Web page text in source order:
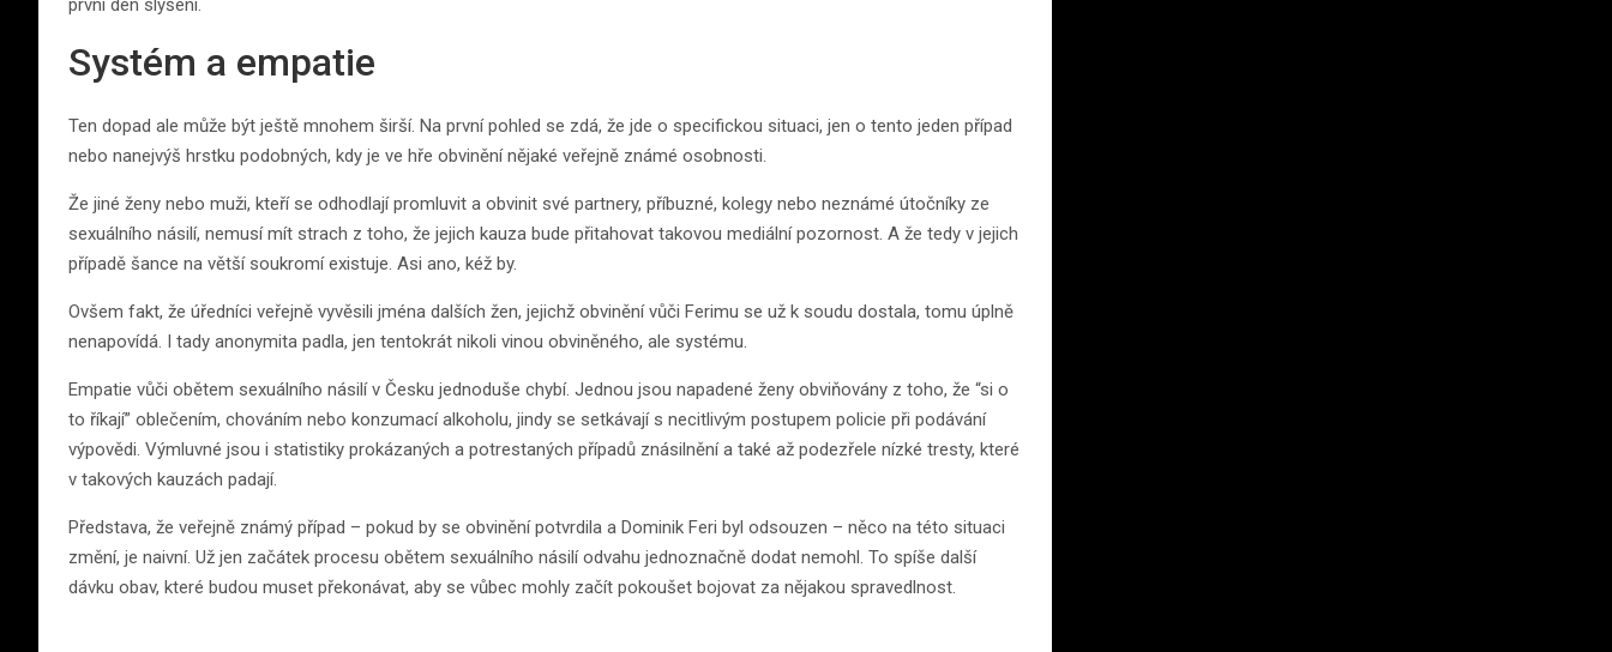
první den slyšení.
Systém a empatie
Ten dopad ale může být ještě mnohem širší. Na první pohled se zdá, že jde o specifickou situaci, jen o tento jeden případ
nebo nanejvýš hrstku podobných, kdy je ve hře obvinění nějaké veřejně známé osobnosti.
Že jiné ženy nebo muži, kteří se odhodlají promluvit a obvinit své partnery, příbuzné, kolegy nebo neznámé útočníky ze
sexuálního násilí, nemusí mít strach z toho, že jejich kauza bude přitahovat takovou mediální pozornost. A že tedy v jejich
případě šance na větší soukromí existuje. Asi ano, kéž by.
Ovšem fakt, že úředníci veřejně vyvěsili jména dalších žen, jejichž obvinění vůči Ferimu se už k soudu dostala, tomu úplně
nenapovídá. I tady anonymita padla, jen tentokrát nikoli vinou obviněného, ale systému.
Empatie vůči obětem sexuálního násilí v Česku jednoduše chybí. Jednou jsou napadené ženy obviňovány z toho, že “si o
to říkají” oblečením, chováním nebo konzumací alkoholu, jindy se setkávají s necitlivým postupem policie při podávání
výpovědi. Výmluvné jsou i statistiky prokázaných a potrestaných případů znásilnění a také až podezřele nízké tresty, které
v takových kauzách padají.
Představa, že veřejně známý případ – pokud by se obvinění potvrdila a Dominik Feri byl odsouzen – něco na této situaci
změní, je naivní. Už jen začátek procesu obětem sexuálního násilí odvahu jednoznačně dodat nemohl. To spíše další
dávku obav, které budou muset překonávat, aby se vůbec mohly začít pokoušet bojovat za nějakou spravedlnost.